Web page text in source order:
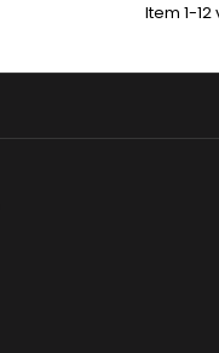
Item 1-